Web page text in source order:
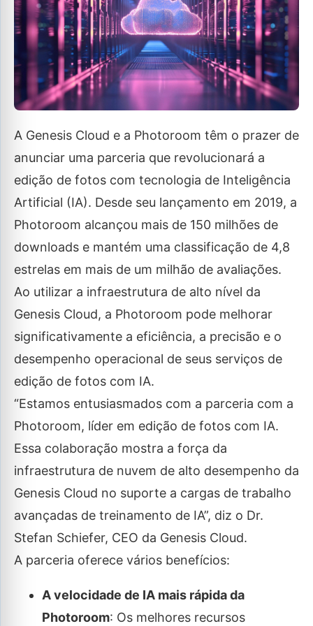
A Genesis Cloud e a Photoroom têm o prazer de
anunciar uma parceria que revolucionará a
edição de fotos com tecnologia de Inteligência
Artificial (IA). Desde seu lançamento em 2019, a
Photoroom alcançou mais de 150 milhões de
downloads e mantém uma classificação de 4,8
estrelas em mais de um milhão de avaliações.
Ao utilizar a infraestrutura de alto nível da
Genesis Cloud, a Photoroom pode melhorar
significativamente a eficiência, a precisão e o
desempenho operacional de seus serviços de
edição de fotos com IA.
“Estamos entusiasmados com a parceria com a
Photoroom, líder em edição de fotos com IA.
Essa colaboração mostra a força da
infraestrutura de nuvem de alto desempenho da
Genesis Cloud no suporte a cargas de trabalho
avançadas de treinamento de IA”, diz o Dr.
Stefan Schiefer, CEO da Genesis Cloud.
A parceria oferece vários benefícios:
A velocidade de IA mais rápida da
Photoroom: Os melhores recursos